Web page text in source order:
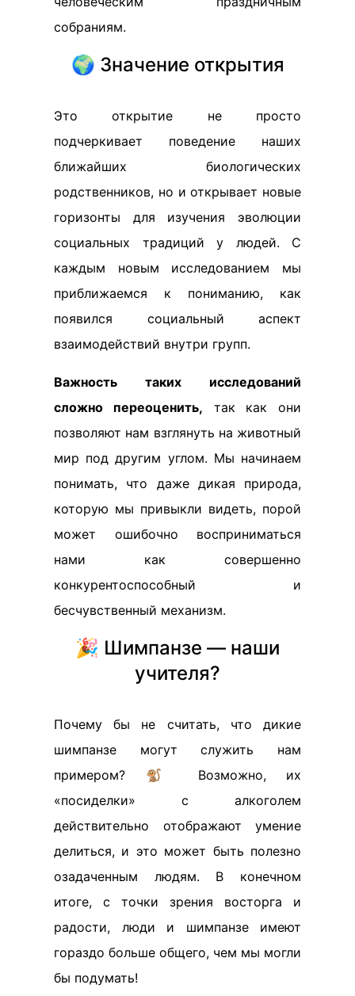
собраниям.
🌍 Значение открытия
Это открытие не просто
подчеркивает поведение наших
ближайших биологических
родственников, но и открывает новые
горизонты для изучения эволюции
социальных традиций у людей. С
каждым новым исследованием мы
приближаемся к пониманию, как
появился социальный аспект
взаимодействий внутри групп.
Важность таких исследований
сложно переоценить, так как они
позволяют нам взглянуть на животный
мир под другим углом. Мы начинаем
понимать, что даже дикая природа,
которую мы привыкли видеть, порой
может ошибочно восприниматься
нами как совершенно
конкурентоспособный и
бесчувственный механизм.
🎉 Шимпанзе — наши
учителя?
Почему бы не считать, что дикие
шимпанзе могут служить нам
примером? 🐒 Возможно, их
«посиделки» с алкоголем
действительно отображают умение
делиться, и это может быть полезно
озадаченным людям. В конечном
итоге, с точки зрения восторга и
радости, люди и шимпанзе имеют
гораздо больше общего, чем мы могли
бы подумать!